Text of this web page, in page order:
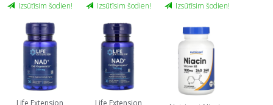
Izsūtīsim šodien! Izsūtīsim šodien! Izsūtīsim šodien!
Life Extension
Life Extension